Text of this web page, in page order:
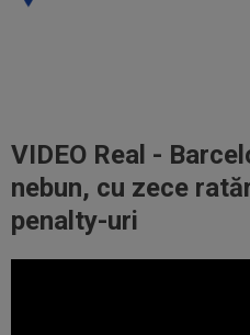
VIDEO Real -
nebun, cu zece
penalty-uri